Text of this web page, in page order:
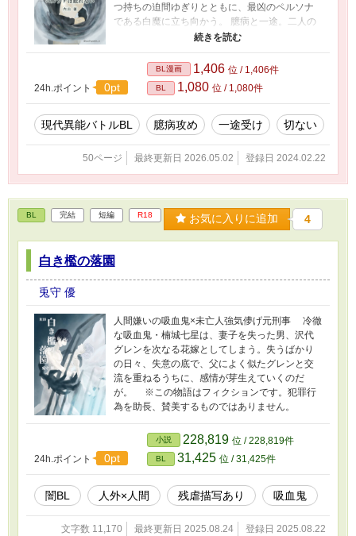
つ持ちの迫間ゆぎりとともに、最凶のペルソナ
である白魔に立ち向かう。 臆病と一途。二人の
選択の物語。 短編マンガ 本編23ページ プロフ
24h.ポイント 0pt
BL漫画 1,406 位 / 1,406件
BL 1,080 位 / 1,080件
現代異能バトルBL 臆病攻め 一途受け 切ない
50ページ 最終更新日 2026.05.02 登録日 2024.02.22
BL 完結 短編 R18 お気に入りに追加 4
白き檻の落園
兎守 優
人間嫌いの吸血鬼×未亡人強気儚げ元刑事 冷徹
な吸血鬼・楠城七星は、妻子を失った男、沢代
グレンを次なる花嫁としてしまう。失うばかり
の日々、失意の底で、父によく似たグレンと交
流を重ねるうちに、感情が芽生えていくのだ
が。 ※この物語はフィクションです。犯罪行
為を助長、賛美するものではありません。
24h.ポイント 0pt
小説 228,819 位 / 228,819件
BL 31,425 位 / 31,425件
闇BL 人外×人間 残虐描写あり 吸血鬼
文字数 11,170 最終更新日 2025.08.24 登録日 2025.08.22